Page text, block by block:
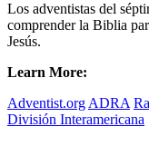
Los adventistas del
comprender la Biblia
Jesús.
Learn More:
Adventist.org ADRA
División Interamericana